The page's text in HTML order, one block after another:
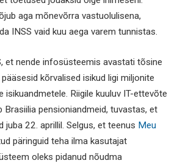
aga mõnevõrra vastuolulisena,
INSS vaid kuu aega varem tunnistas.
et nende infosüsteemis avastati tõsine
kõrvalised isikud ligi miljonite
isikuandmetele. Riigile kuuluv IT-ettevõte
Brasiilia pensioniandmeid, tuvastas, et
juba 22. aprillil. Selgus, et teenus Meu
päringuid teha ilma kasutajat
oleks pidanud nõudma